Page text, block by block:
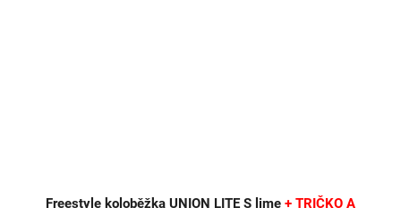
Freestyle koloběžka UNION LITE S lime + TRIČKO A